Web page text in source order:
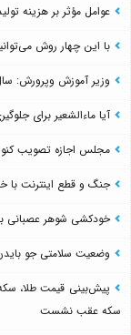
عوامل مؤثر بر هزینه
با این چهار روش
وزیر آموزش وپرورش: سال تحصیلی آینده
آیا ماءالشعیر برای
مجلس اجازه تصویب
جنگ و قطع اینترنت با
خودکشی شوهر عصبانی بعد از قتل
وضعیت سلامتی جو
سکه عقب نشست